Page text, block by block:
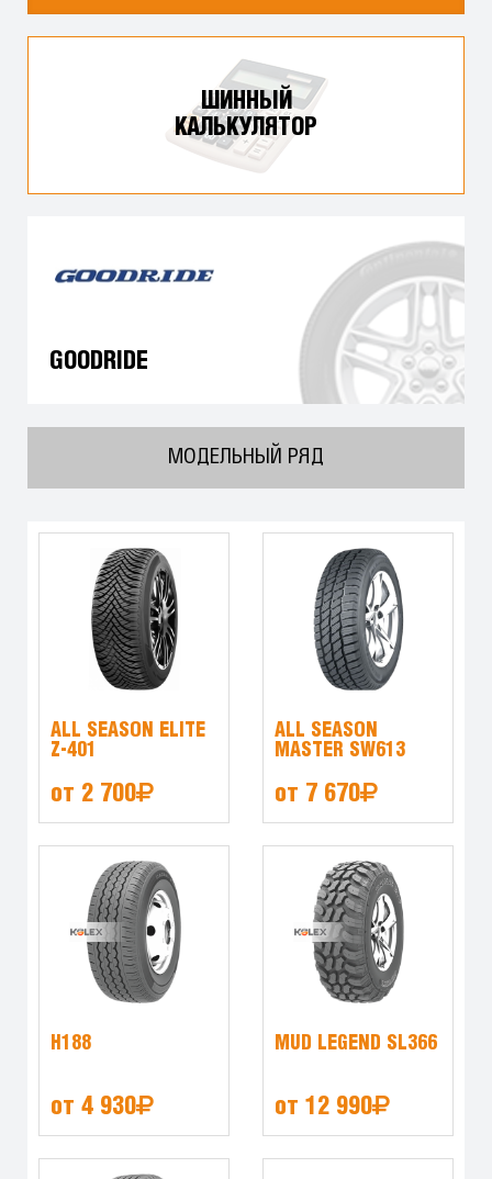
ШИННЫЙ
КАЛЬКУЛЯТОР
GOODRIDE
МОДЕЛЬНЫЙ РЯД
ALL SEASON ELITE
Z-401
от 2 700
ALL SEASON
MASTER SW613
от 7 670
H188
от 4 930
MUD LEGEND SL366
от 12 990